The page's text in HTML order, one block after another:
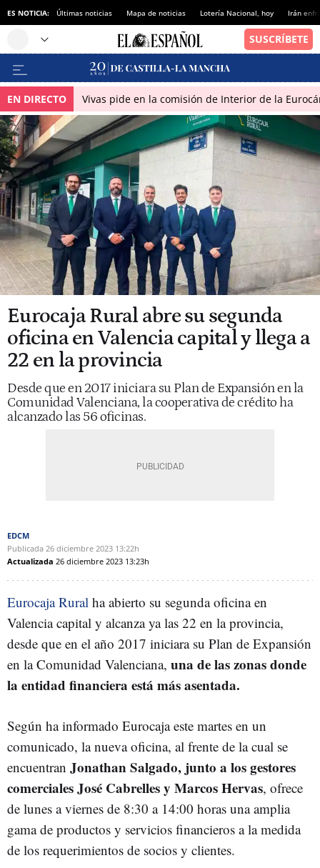
ES NOTICIA: Últimas noticias Mapa de noticias Lotería Nacional, hoy Irán
EN DIRECTO Vivas pide en la comisión de Interior de la
Eurocaja Rural abre su segunda
oficina en Valencia capital y llega a
22 en la provincia
Desde que en 2017 iniciara su Plan de Expansión en la
Comunidad Valenciana, la cooperativa de crédito ha
alcanzado las 56 oficinas.
EDCM
Publicada 26 diciembre 2023 13:22h
Actualizada 26 diciembre 2023 13:23h
Eurocaja Rural ha abierto su segunda oficina en
Valencia capital y alcanza ya las 22 en la provincia,
desde que en el año 2017 iniciara su Plan de Expansión
en la Comunidad Valenciana, una de las zonas donde
la entidad financiera está más asentada.
Según ha informado Eurocaja este martes en un
comunicado, la nueva oficina, al frente de la cual se
encuentran Jonathan Salgado, junto a los gestores
comerciales José Cabrelles y Marcos Hervas, ofrece
de lunes a viernes de 8:30 a 14:00 horas una amplia
gama de productos y servicios financieros a la medida
de los requerimientos de socios y clientes.